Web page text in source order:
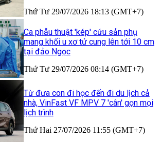
Thứ Tư 29/07/2026 18:13 (GMT+7)
Ca phẫu thuật 'kép' cứu sản phụ
mang khối u xơ tử cung lên tới 10 cm
tại đảo Ngọc
Thứ Tư 29/07/2026 08:14 (GMT+7)
Từ đưa con đi học đến đi du lịch cả
nhà, VinFast VF MPV 7 'cân' gọn mọi
lịch trình
Thứ Hai 27/07/2026 11:55 (GMT+7)